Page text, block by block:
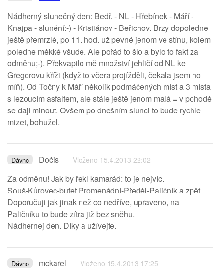
Nádherný slunečný den: Bedř. - NL - Hřebínek - Máří -
Knajpa - slunění:-) - Kristiánov - Beřichov. Brzy dopoledne
ještě přemrzlé, po 11. hod. už pevné jenom ve stínu, kolem
poledne měkké všude. Ale pořád to šlo a bylo to fakt za
odměnu;-). Překvapilo mě množství jehličí od NL ke
Gregorovu kříži (když to včera projížděli, čekala jsem ho
míň). Od Točny k Máří několik podmáčených míst a 3 místa
s lezoucím asfaltem, ale stále ještě jenom malá = v pohodě
se dají minout. Ovšem po dnešním slunci to bude rychle
mizet, bohužel.
Dávno Dočis Vloženo 15.4.2013 22:02
Za odměnu! Jak by řekl kamarád: to je nejvíc.
Souš-Kůrovec-bufet Promenádní-Předěl-Paličník a zpět.
Doporučuji jak jinak než co nedříve, upraveno, na
Paličníku to bude zítra již bez sněhu.
Nádhernej den. Díky a užívejte.
Dávno mckarel Vloženo 15.4.2013 17:25